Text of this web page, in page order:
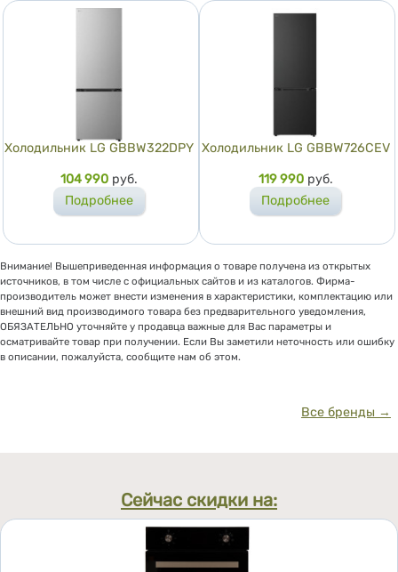
Холодильник LG GBBW322DPY
Цена
104 990 руб.
Подробнее
Холодильник LG GBBW726CEV
Цена
119 990 руб.
Подробнее
Внимание! Вышеприведенная информация о товаре получена из открытых
источников, в том числе с официальных сайтов и из каталогов. Фирма-
производитель может внести изменения в характеристики, комплектацию или
внешний вид производимого товара без предварительного уведомления,
ОБЯЗАТЕЛЬНО уточняйте у продавца важные для Вас параметры и
осматривайте товар при получении. Если Вы заметили неточность или ошибку
в описании, пожалуйста, сообщите нам об этом.
Все бренды →
Сейчас скидки на: